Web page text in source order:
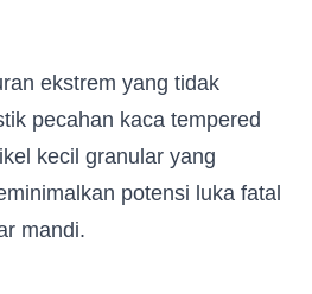
ekstrem yang tidak
pecahan kaca tempered
kecil granular yang
potensi luka fatal
mandi.